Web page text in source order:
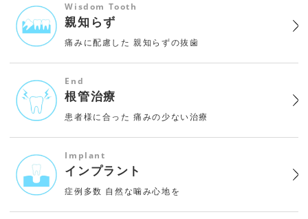
Wisdom Tooth
親知らず
痛みに配慮した 親知らずの抜歯
End
根管治療
患者様に合った 痛みの少ない治療
Implant
インプラント
症例多数 自然な噛み心地を